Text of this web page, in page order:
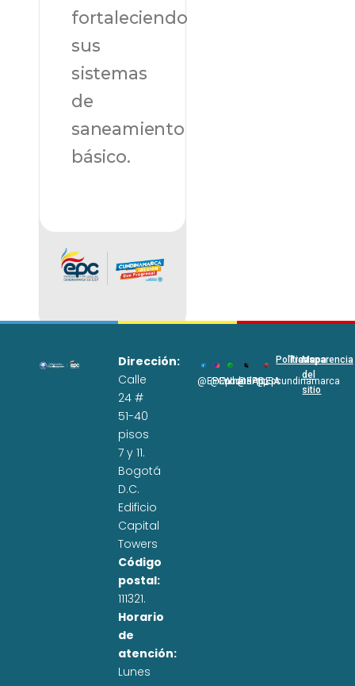
fortaleciendo
sus
sistemas
de
saneamiento
básico.
Dirección:
Calle
24 #
51-40
pisos
7 y 11.
Bogotá
D.C.
Edificio
Capital
Towers
Código
postal:
111321.
Horario
de
atención:
Lunes
@EPCundi
@Epcundi
WhatsApp
@EPC_SA
@Epcundinamarca
Políticas
Transparencia
Mapa
del
sitio